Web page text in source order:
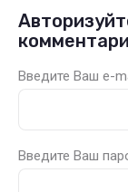
Введите Ваш e-
Введите Ваш